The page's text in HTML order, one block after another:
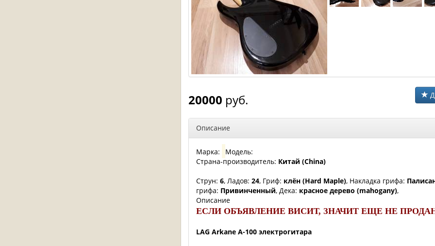
20000 руб.
Описание
Марка:
Модель:
Страна-производитель: Китай (China)
Струн: 6, Ладов: 24, Гриф: клён (Hard Maple), Накладка грифа:
грифа: Привинченный, Дека: красное дерево (mahogany),
Описание
ЕСЛИ ОБЪЯВЛЕНИЕ ВИСИТ, ЗНАЧИТ ЕЩЕ НЕ
LAG Arkane A-100 электрогитара